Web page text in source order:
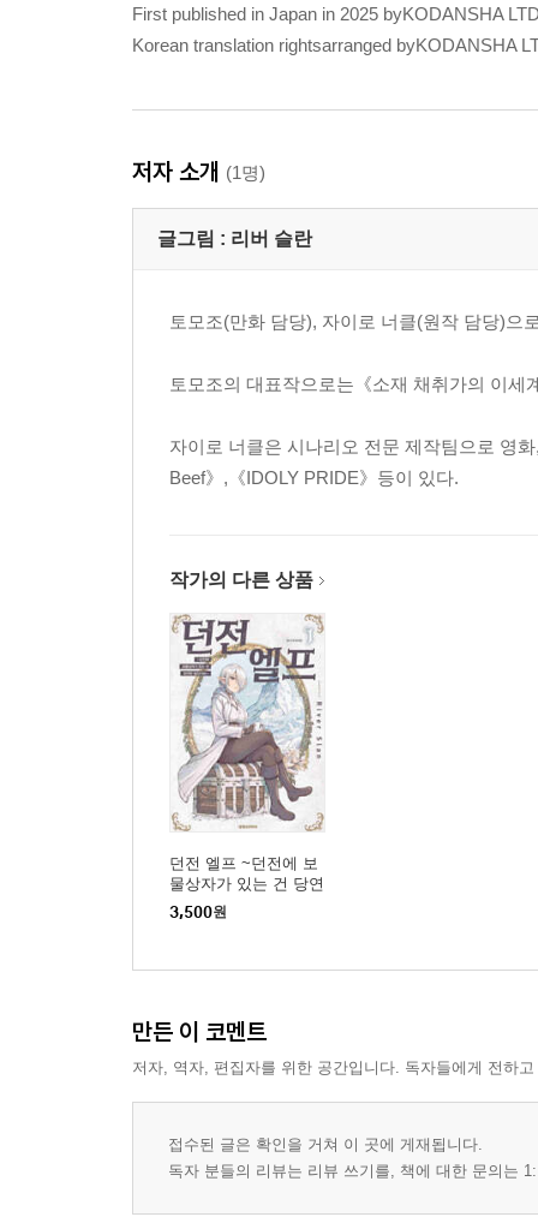
First published in Japan in 2025 byKODANSHA
Korean translation rightsarranged byKODANSHA
저자 소개 (1명)
글그림 : 리버 슬란
토모조(만화 담당), 자이로 너클(원작 담당)으
토모조의 대표작으로는《소재 채취가의 이
자이로 너클은 시나리오 전문 제작팀으로 영
Beef》,《IDOLY PRIDE》등이 있다.
작가의 다른 상품
던전 엘프 ~던전에 보
물상자가 있는 건 당연
한 일인가요~ 01권
3,500원
만든 이 코멘트
저자, 역자, 편집자를 위한 공간입니다. 독자들에게 전하
접수된 글은 확인을 거쳐 이 곳에 게재됩니다.
독자 분들의 리뷰는 리뷰 쓰기를, 책에 대한 문의는